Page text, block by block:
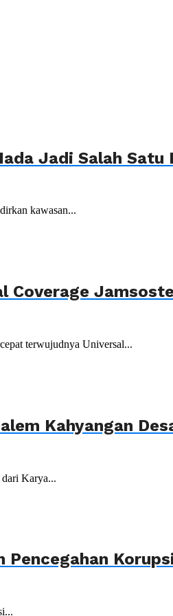
Jadi Salah
kawasan...
Coverage
terwujudnya Universal...
Kahyangan
dari Karya...